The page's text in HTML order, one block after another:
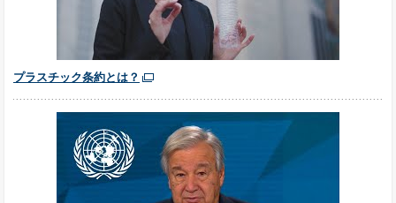
プラスチック条約とは？